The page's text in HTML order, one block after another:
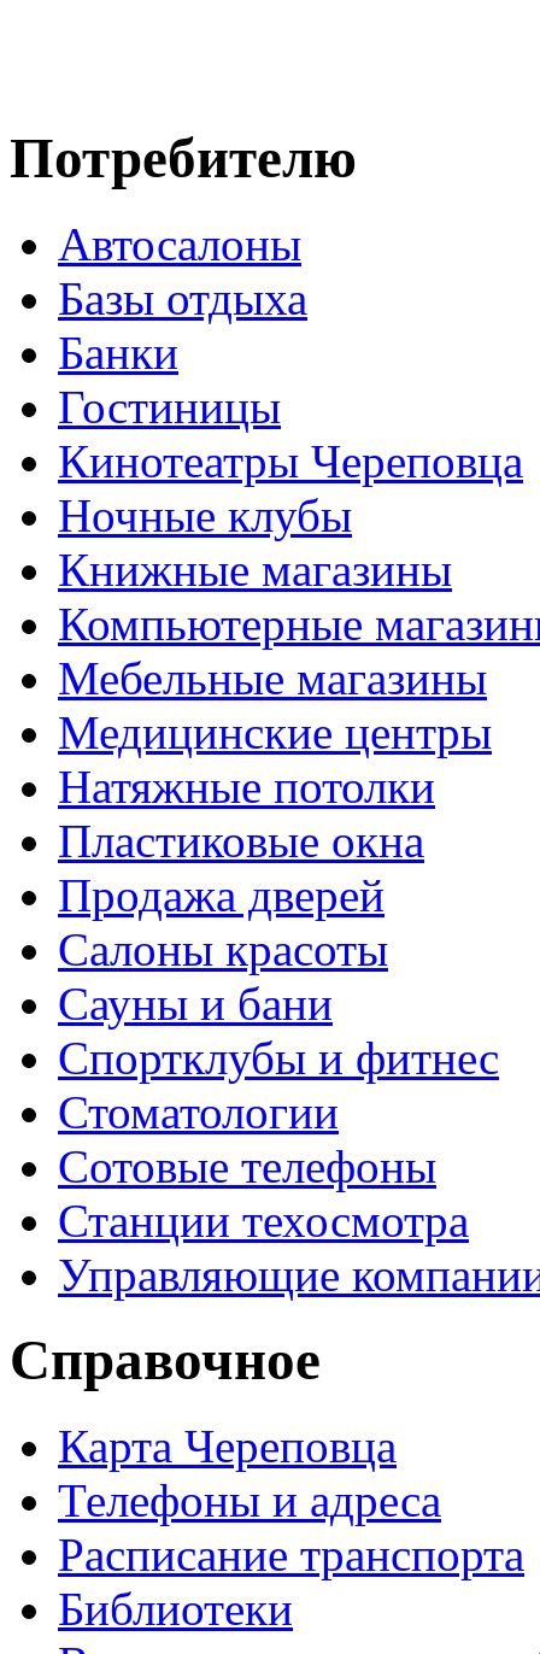
Потребителю
Автосалоны
Базы отдыха
Банки
Гостиницы
Кинотеатры Череповца
Ночные клубы
Книжные магазины
Компьютерные
Мебельные магазины
Медицинские центры
Натяжные потолки
Пластиковые окна
Продажа дверей
Салоны красоты
Сауны и бани
Спортклубы и фитнес
Стоматологии
Сотовые телефоны
Станции техосмотра
Управляющие
Справочное
Карта Череповца
Телефоны и адреса
Расписание транспорта
Библиотеки